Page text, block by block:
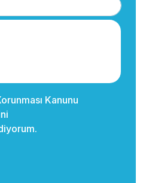
Kanunu